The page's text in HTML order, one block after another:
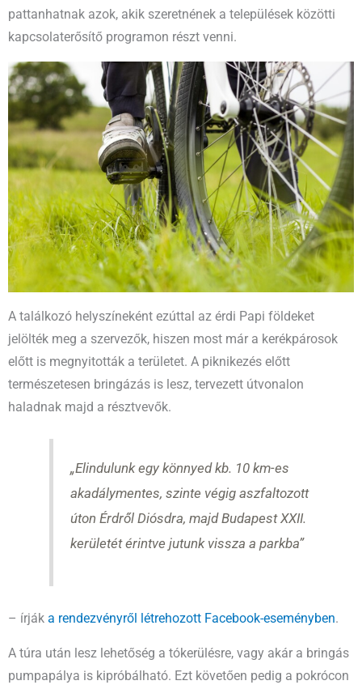
pattanhatnak azok, akik szeretnének a települések közötti
kapcsolaterősítő programon részt venni.
A találkozó helyszíneként ezúttal az érdi Papi földeket
jelölték meg a szervezők, hiszen most már a kerékpárosok
előtt is megnyitották a területet. A piknikezés előtt
természetesen bringázás is lesz, tervezett útvonalon
haladnak majd a résztvevők.
„Elindulunk egy könnyed kb. 10 km-es
akadálymentes, szinte végig aszfaltozott
úton Érdről Diósdra, majd Budapest XXII.
kerületét érintve jutunk vissza a parkba”
– írják a rendezvényről létrehozott Facebook-eseményben.
A túra után lesz lehetőség a tókerülésre, vagy akár a bringás
pumpapálya is kipróbálható. Ezt követően pedig a pokrócon